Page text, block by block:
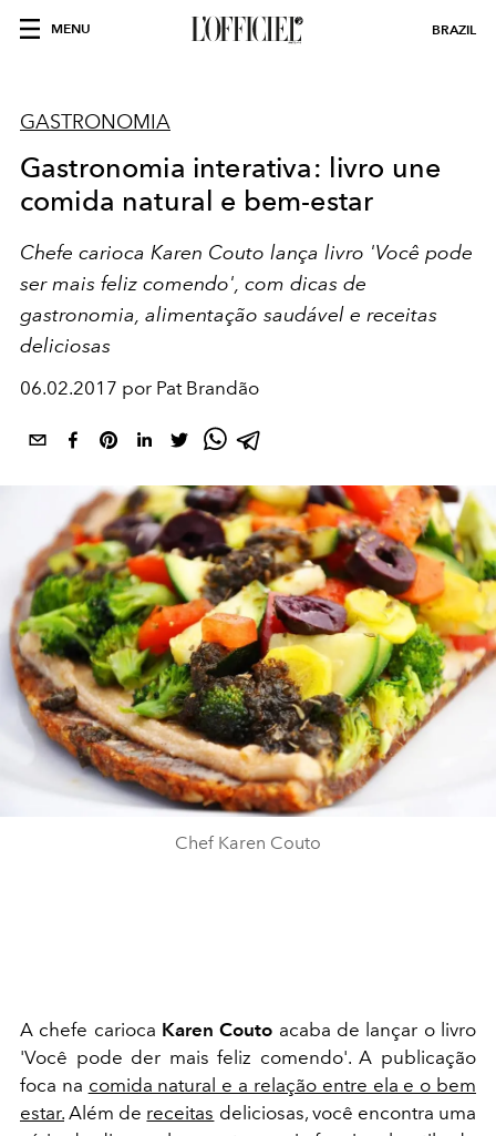
MENU BRAZIL
GASTRONOMIA
Gastronomia interativa: livro une
comida natural e bem-estar
Chefe carioca Karen Couto lança livro 'Você pode
ser mais feliz comendo', com dicas de
gastronomia, alimentação saudável e receitas
deliciosas
06.02.2017 por Pat Brandão
Chef Karen Couto
A chefe carioca Karen Couto acaba de lançar o livro
'Você pode der mais feliz comendo'. A publicação
foca na comida natural e a relação entre ela e o bem
estar. Além de receitas deliciosas, você encontra uma